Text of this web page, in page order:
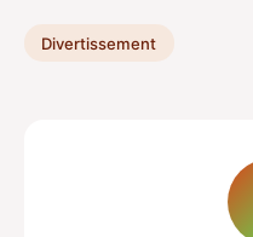
Divertissement